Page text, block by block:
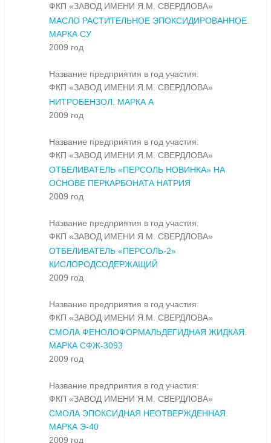
ФКП «ЗАВОД ИМЕНИ Я.М. СВЕРДЛОВА»
МАСЛО РАСТИТЕЛЬНОЕ ЭПОКСИДИРОВАННОЕ.
МАРКА СУ
2009 год
Название предприятия в год участия:
ФКП «ЗАВОД ИМЕНИ Я.М. СВЕРДЛОВА»
НИТРОБЕНЗОЛ. МАРКА А
2009 год
Название предприятия в год участия:
ФКП «ЗАВОД ИМЕНИ Я.М. СВЕРДЛОВА»
ОТБЕЛИВАТЕЛЬ «ПЕРСОЛЬ НОВИНКА» НА
ОСНОВЕ ПЕРКАРБОНАТА НАТРИЯ
2009 год
Название предприятия в год участия:
ФКП «ЗАВОД ИМЕНИ Я.М. СВЕРДЛОВА»
ОТБЕЛИВАТЕЛЬ «ПЕРСОЛЬ-2»
КИСЛОРОДСОДЕРЖАЩИЙ
2009 год
Название предприятия в год участия:
ФКП «ЗАВОД ИМЕНИ Я.М. СВЕРДЛОВА»
СМОЛА ФЕНОЛОФОРМАЛЬДЕГИДНАЯ ЖИДКАЯ.
МАРКА СФЖ-3093
2009 год
Название предприятия в год участия:
ФКП «ЗАВОД ИМЕНИ Я.М. СВЕРДЛОВА»
СМОЛА ЭПОКСИДНАЯ НЕОТВЕРЖДЕННАЯ.
МАРКА Э-40
2009 год